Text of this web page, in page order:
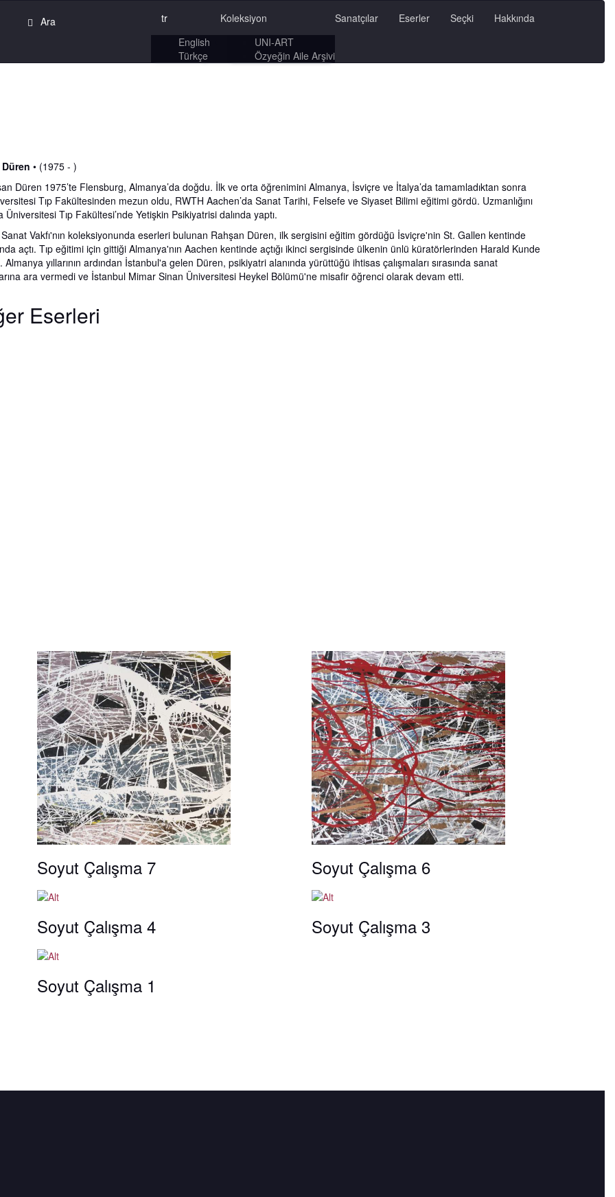
Koleksiyon
UNI-ART
Özyeğin Aile Arşivi
Sanatçılar Eserler Seçki Hakkında
tr
English
Türkçe
• (1975 - )
Düren 1975’te Flensburg, Almanya’da doğdu. İlk ve orta öğrenimini Almanya, İsviçre ve İtalya’da tamamladıktan sonra
Tıp Fakültesinden mezun oldu, RWTH Aachen’da Sanat Tarihi, Felsefe ve Siyaset Bilimi eğitimi gördü. Uzmanlığını
Üniversitesi Tıp Fakültesi’nde Yetişkin Psikiyatrisi dalında yaptı.
Vakfı'nın koleksiyonunda eserleri bulunan Rahşan Düren, ilk sergisini eğitim gördüğü İsviçre'nin St. Gallen kentinde
açtı. Tıp eğitimi için gittiği Almanya'nın Aachen kentinde açtığı ikinci sergisinde ülkenin ünlü küratörlerinden Harald Kunde
Almanya yıllarının ardından İstanbul'a gelen Düren, psikiyatri alanında yürüttüğü ihtisas çalışmaları sırasında sanat
ara vermedi ve İstanbul Mimar Sinan Üniversitesi Heykel Bölümü'ne misafir öğrenci olarak devam etti.
Eserleri
Soyut Çalışma 7 Soyut Çalışma 6
Soyut Çalışma 4 Soyut Çalışma 3
Soyut Çalışma 1